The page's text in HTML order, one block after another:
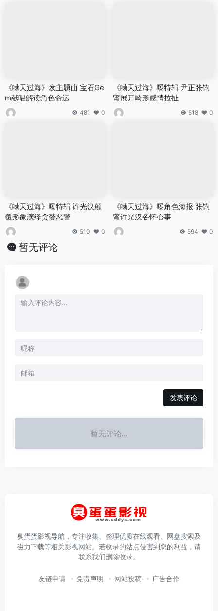
《瞒天过海》发主题曲 宝石Ge
m献唱解读角色命运
481 0
《瞒天过海》曝特辑 尹正张钧
甯展开畸形感情拉扯
518 0
《瞒天过海》曝特辑 许光汉颠
覆形象演绎贪婪恶警
510 0
《瞒天过海》曝角色海报 张钧
甯许光汉各怀心事
594 0
暂无评论
发表评论
暂无评论...
臭蛋蛋影视导航，专注收集、整理优质在线观看、网盘搜索及
磁力下载等相关影视网站。若收录的站点侵害到您的利益，请
联系我们删除收录。
友链申请 免责声明 网站投稿 广告合作